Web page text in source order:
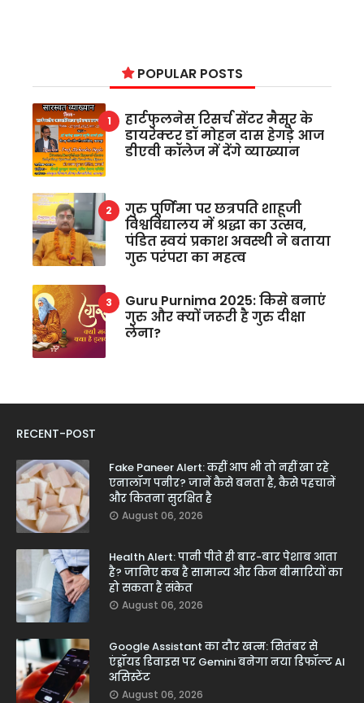
POPULAR POSTS
हार्टफुलनेस रिसर्च सेंटर मैसूर के
डायरेक्टर डॉ मोहन दास हेगड़े आज
डीएवी कॉलेज में देंगे व्याख्यान
गुरु पूर्णिमा पर छत्रपति शाहूजी
विश्वविद्यालय में श्रद्धा का उत्सव,
पंडित स्वयं प्रकाश अवस्थी ने बताया
गुरु परंपरा का महत्व
Guru Purnima 2025: किसे बनाएं
गुरु और क्यों जरूरी है गुरु दीक्षा
लेना?
RECENT-POST
Fake Paneer Alert: कहीं आप भी तो नहीं खा रहे
एनालॉग पनीर? जानें कैसे बनता है, कैसे पहचानें
और कितना सुरक्षित है
August 06, 2026
Health Alert: पानी पीते ही बार-बार पेशाब आता
है? जानिए कब है सामान्य और किन बीमारियों का
हो सकता है संकेत
August 06, 2026
Google Assistant का दौर खत्म: सितंबर से
एंड्रॉयड डिवाइस पर Gemini बनेगा नया डिफॉल्ट AI
असिस्टेंट
August 06, 2026